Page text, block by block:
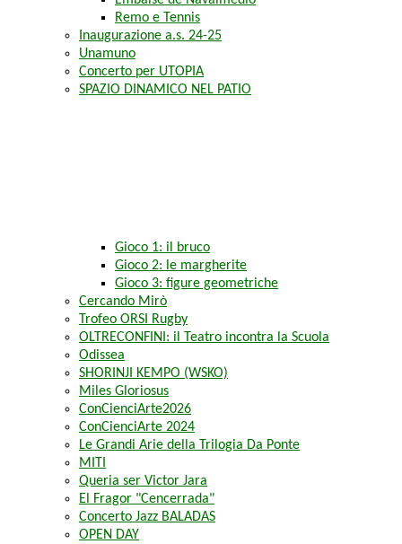
Remo e Tennis
Inaugurazione a.s. 24-25
Unamuno
Concerto per UTOPIA
SPAZIO DINAMICO NEL PATIO
Gioco 1: il bruco
Gioco 2: le margherite
Gioco 3: figure geometriche
Cercando Mirò
Trofeo ORSI Rugby
OLTRECONFINI: il Teatro incontra la Scuola
Odissea
SHORINJI KEMPO (WSKO)
Miles Gloriosus
ConCienciArte2026
ConCienciArte 2024
Le Grandi Arie della Trilogia Da Ponte
MITI
Queria ser Victor Jara
El Fragor "Cencerrada"
Concerto Jazz BALADAS
OPEN DAY